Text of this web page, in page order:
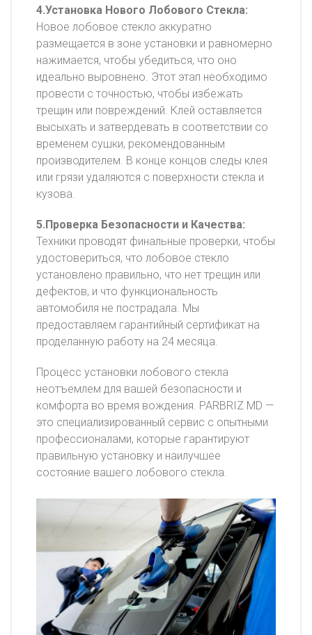
4.Установка Нового Лобового Стекла:
Новое лобовое стекло аккуратно
размещается в зоне установки и равномерно
нажимается, чтобы убедиться, что оно
идеально выровнено. Этот этап необходимо
провести с точностью, чтобы избежать
трещин или повреждений. Клей оставляется
высыхать и затвердевать в соответствии со
временем сушки, рекомендованным
производителем. В конце концов следы клея
или грязи удаляются с поверхности стекла и
кузова.
5.Проверка Безопасности и Качества:
Техники проводят финальные проверки, чтобы
удостовериться, что лобовое стекло
установлено правильно, что нет трещин или
дефектов, и что функциональность
автомобиля не пострадала. Мы
предоставляем гарантийный сертификат на
проделанную работу на 24 месяца.
Процесс установки лобового стекла
неотъемлем для вашей безопасности и
комфорта во время вождения. PARBRIZ MD —
это специализированный сервис с опытными
профессионалами, которые гарантируют
правильную установку и наилучшее
состояние вашего лобового стекла.